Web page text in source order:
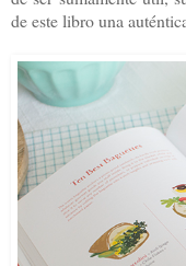
de este libro una